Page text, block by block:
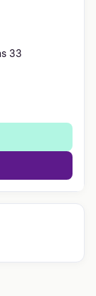
33